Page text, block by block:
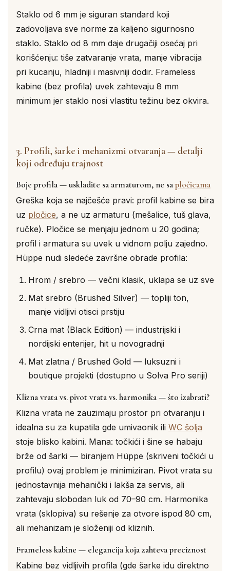
Staklo od 6 mm je siguran standard koji
zadovoljava sve norme za kaljeno sigurnosno
staklo. Staklo od 8 mm daje drugačiji osećaj pri
korišćenju: tiše zatvaranje vrata, manje vibracija
pri kucanju, hladniji i masivniji dodir. Frameless
kabine (bez profila) uvek zahtevaju 8 mm
minimum jer staklo nosi vlastitu težinu bez okvira.
3. Profili, šarke i mehanizmi otvaranja — detalji
koji određuju trajnost
Boje profila — uskladite sa armaturom, ne sapločicama
Greška koja se najčešće pravi: profil kabine se bira
uz pločice, a ne uz armaturu (mešalice, tuš glava,
ručke). Pločice se menjaju jednom u 20 godina;
profil i armatura su uvek u vidnom polju zajedno.
Hüppe nudi sledeće završne obrade profila:
Hrom / srebro — večni klasik, uklapa se uz sve
Mat srebro (Brushed Silver) — topliji ton,
manje vidljivi otisci prstiju
Crna mat (Black Edition) — industrijski i
nordijski enterijer, hit u novogradnji
Mat zlatna / Brushed Gold — luksuzni i
boutique projekti (dostupno u Solva Pro seriji)
Klizna vrata vs. pivot vrata vs. harmonika — što izabrati?
Klizna vrata ne zauzimaju prostor pri otvaranju i
idealna su za kupatila gde umivaonik ili WC šolja
stoje blisko kabini. Mana: točkići i šine se habaju
brže od šarki — biranjem Hüppe (skriveni točkići u
profilu) ovaj problem je minimiziran. Pivot vrata su
jednostavnija mehanički i lakša za servis, ali
zahtevaju slobodan luk od 70–90 cm. Harmonika
vrata (sklopiva) su rešenje za otvore ispod 80 cm,
ali mehanizam je složeniji od kliznih.
Frameless kabine — elegancija koja zahteva preciznost
Kabine bez vidljivih profila (gde šarke idu direktno